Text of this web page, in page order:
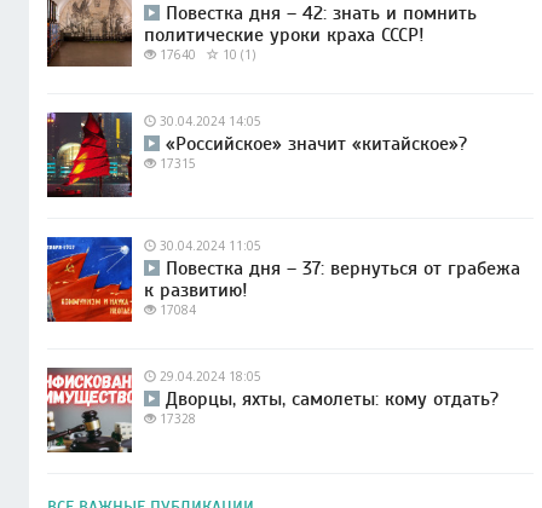
Повестка дня – 42: знать и помнить
политические уроки краха СССР!
17640 10 (1)
30.04.2024 14:05
«Российское» значит «китайское»?
17315
30.04.2024 11:05
Повестка дня – 37: вернуться от грабежа
к развитию!
17084
29.04.2024 18:05
Дворцы, яхты, самолеты: кому отдать?
17328